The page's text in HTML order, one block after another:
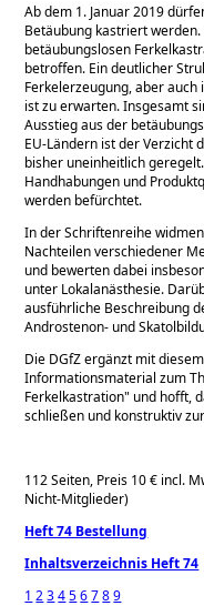
Ab dem 1. Januar 2019
Betäubung kastriert
betäubungslosen
betroffen. Ein deutlicher
Ferkelerzeugung, aber
ist zu erwarten. Insgesamt
Ausstieg aus der
EU-Ländern ist der Verzicht
bisher uneinheitlich
Handhabungen und
werden befürchtet.
In der Schriftenreihe
Nachteilen verschiedener
und bewerten dabei
unter Lokalanästhesie.
ausführliche Beschreibung
Androstenon- und
Die DGfZ ergänzt mit
Informationsmaterial zum
Ferkelkastration und hofft,
schließen und konstruktiv
112 Seiten, Preis 10 € incl.
Nicht-Mitglieder)
Heft 74 Bestellung
Inhaltsverzeichnis Heft 74
1 23456789